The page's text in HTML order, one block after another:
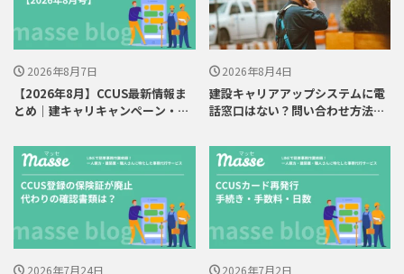
2026年8月7日
【2026年8月】CCUS最新情報ま
とめ｜建キャリキャンペーン・建
2026年8月4日
建設キャリアアップシステムに電
話窓口はない？問い合わせ方法と
2026年7月24日 2026年7月2日